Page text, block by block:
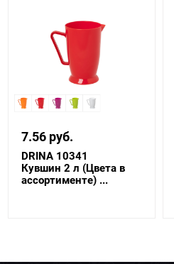
7.56 руб.
DRINA 10341
Кувшин 2 л (Цвета в
ассортименте) ...